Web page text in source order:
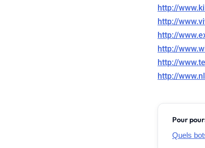
http://
http://
http://
http://
http://
http://
Pour
Quels